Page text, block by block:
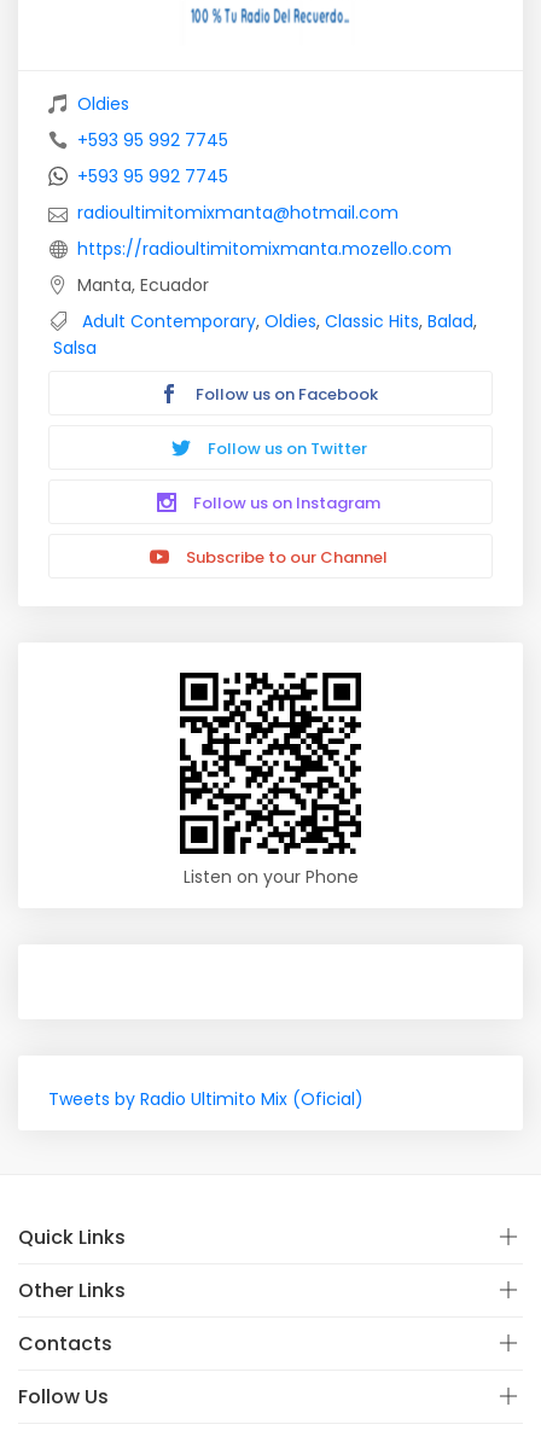
Oldies
+593 95 992 7745
+593 95 992 7745
radioultimitomixmanta@hotmail.com
https://radioultimitomixmanta.mozello.com
Manta, Ecuador
Adult Contemporary, Oldies, Classic Hits, Balad,
Salsa
Follow us on Facebook
Follow us on Twitter
Follow us on Instagram
Subscribe to our Channel
Listen on your Phone
Tweets by Radio Ultimito Mix (Oficial)
Quick Links
Other Links
Contacts
Follow Us